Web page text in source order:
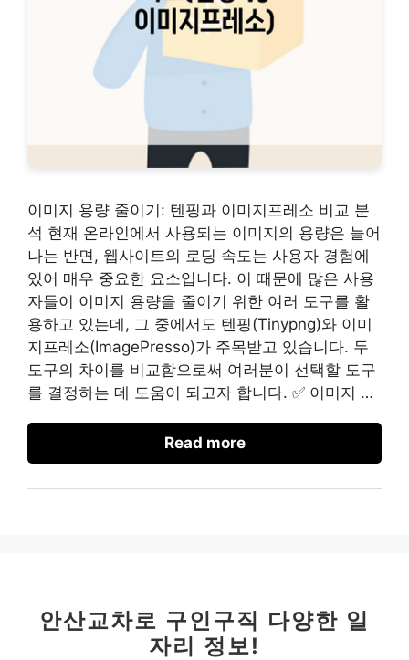
이미지 용량 줄이기: 텐핑과 이미지프레소 비교 분
석 현재 온라인에서 사용되는 이미지의 용량은 늘어
나는 반면, 웹사이트의 로딩 속도는 사용자 경험에
있어 매우 중요한 요소입니다. 이 때문에 많은 사용
자들이 이미지 용량을 줄이기 위한 여러 도구를 활
용하고 있는데, 그 중에서도 텐핑(Tinypng)와 이미
지프레소(ImagePresso)가 주목받고 있습니다. 두
도구의 차이를 비교함으로써 여러분이 선택할 도구
를 결정하는 데 도움이 되고자 합니다. ✅ 이미지 …
Read more
안산교차로 구인구직 다양한 일
자리 정보!